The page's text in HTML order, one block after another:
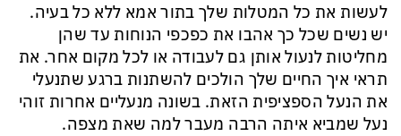
לעשות את כל המטלות שלך בתור אמא ללא כל בעיה.
יש נשים שכל כך אהבו את כפכפי הנוחות עד שהן
מחליטות לנעול אותן גם לעבודה או לכל מקום אחר. את
תראי איך החיים שלך הולכים להשתנות ברגע שתנעלי
את הנעל הספציפית הזאת. בשונה מנעליים אחרות זוהי
נעל שמביא איתה הרבה מעבר למה שאת מצפה.